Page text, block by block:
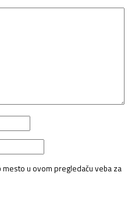
u ovom pregledaču veba za